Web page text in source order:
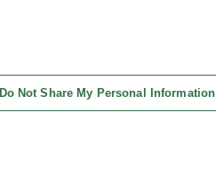
Do Not Share My Personal Information